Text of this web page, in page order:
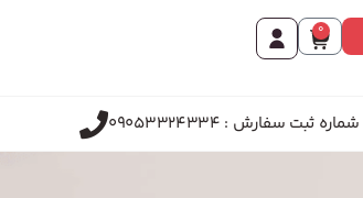
0
شماره ثبت سفارش : 09053324334